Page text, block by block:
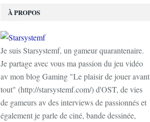
À PROPOS
Je suis Starsystemf, un gameur quarantenaire.
Je partage avec vous ma passion du jeu vidéo
av mon blog Gaming "Le plaisir de jouer avant
tout" (http://starsystemf.com/) d'OST, de vies
de gameurs av des interviews de passionnés et
également je parle de ciné, bande dessinée,